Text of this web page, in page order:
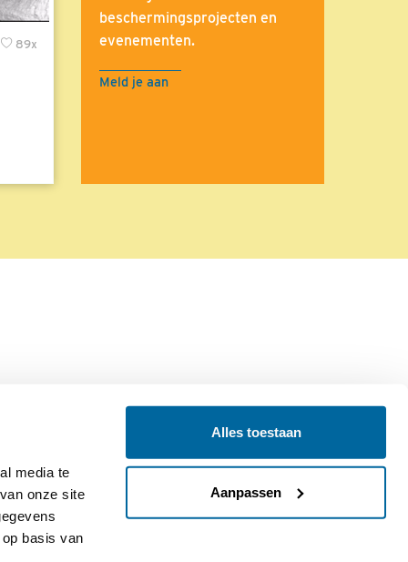
media te
onze site
basis van
Alles toestaan
Aanpassen
89x
beschermingsprojecten en
evenementen.
Meld je aan
Colofon